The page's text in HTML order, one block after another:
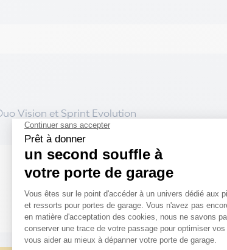
Vision et Sprint Evolution